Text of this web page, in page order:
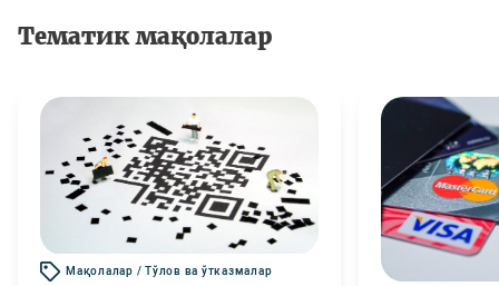
Тематик мақолалар
Мақолалар / Тўлов ва ўтказмалар